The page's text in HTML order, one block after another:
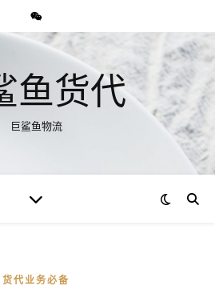
鱼货代
巨鲨鱼物流
货代业务必备